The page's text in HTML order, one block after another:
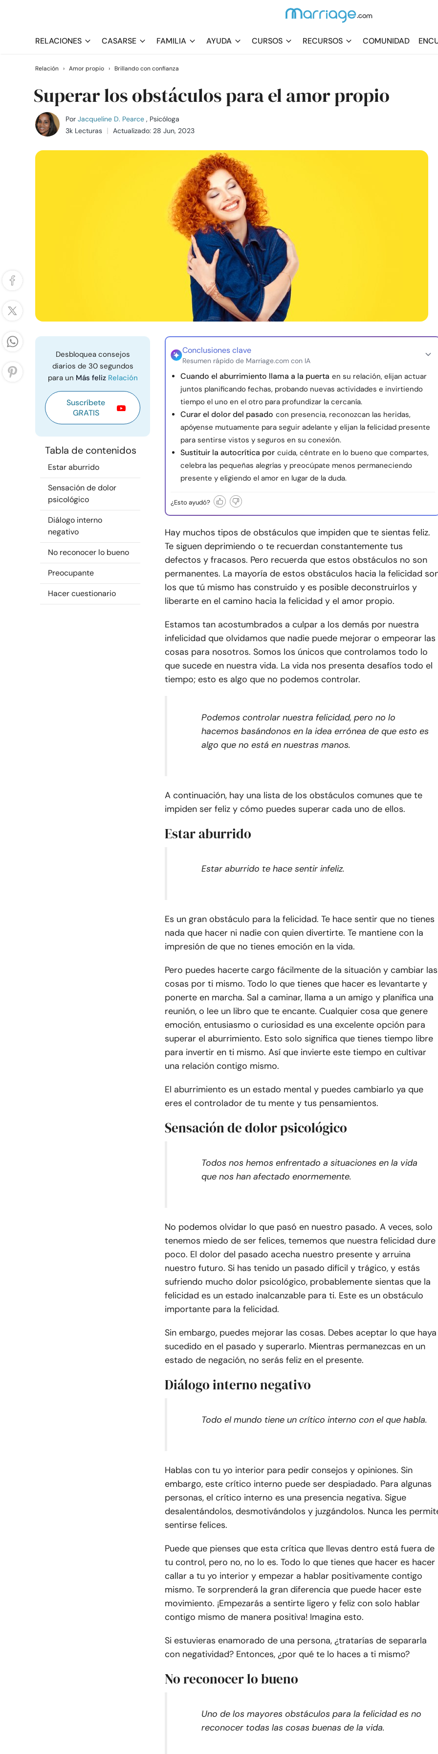
RELACIONES CASARSE FAMILIA AYUDA CURSOS RECURSOS COMUNIDAD
Relación › Amor propio › Brillando con confianza
Superar los obstáculos para el amor propio
Por Jacqueline D. Pearce , Psicóloga
3k Lecturas
Actualizado: 28 Jun, 2023
Desbloquea consejos
diarios de 30 segundos
para un Más feliz Relación
Suscríbete
GRATIS
Tabla de contenidos
Estar aburrido
Sensación de dolor
psicológico
Diálogo interno
negativo
No reconocer lo bueno
Preocupante
Hacer cuestionario
Conclusiones clave
Resumen rápido de Marriage.com con IA
Cuando el aburrimiento llama a la puerta en su relación, elijan actuar
juntos planificando fechas, probando nuevas actividades e invirtiendo
tiempo el uno en el otro para profundizar la cercanía.
Curar el dolor del pasado con presencia, reconozcan las heridas,
apóyense mutuamente para seguir adelante y elijan la felicidad presente
para sentirse vistos y seguros en su conexión.
Sustituir la autocrítica por cuida, céntrate en lo bueno que compartes,
celebra las pequeñas alegrías y preocúpate menos permaneciendo
presente y eligiendo el amor en lugar de la duda.
¿Esto ayudó?
Hay muchos tipos de obstáculos que impiden que te sientas feliz.
Te siguen deprimiendo o te recuerdan constantemente tus
defectos y fracasos. Pero recuerda que estos obstáculos no son
permanentes. La mayoría de estos obstáculos hacia la felicidad
los que tú mismo has construido y es posible deconstruirlos y
liberarte en el camino hacia la felicidad y el amor propio.
Estamos tan acostumbrados a culpar a los demás por nuestra
infelicidad que olvidamos que nadie puede mejorar o empeorar las
cosas para nosotros. Somos los únicos que controlamos todo lo
que sucede en nuestra vida. La vida nos presenta desafíos todo el
tiempo; esto es algo que no podemos controlar.
Podemos controlar nuestra felicidad, pero no lo
hacemos basándonos en la idea errónea de que esto es
algo que no está en nuestras manos.
A continuación, hay una lista de los obstáculos comunes que te
impiden ser feliz y cómo puedes superar cada uno de ellos.
Estar aburrido
Estar aburrido te hace sentir infeliz.
Es un gran obstáculo para la felicidad. Te hace sentir que no tienes
nada que hacer ni nadie con quien divertirte. Te mantiene con la
impresión de que no tienes emoción en la vida.
Pero puedes hacerte cargo fácilmente de la situación y cambiar las
cosas por ti mismo. Todo lo que tienes que hacer es levantarte y
ponerte en marcha. Sal a caminar, llama a un amigo y planifica una
reunión, o lee un libro que te encante. Cualquier cosa que genere
emoción, entusiasmo o curiosidad es una excelente opción para
superar el aburrimiento. Esto solo significa que tienes tiempo libre
para invertir en ti mismo. Así que invierte este tiempo en cultivar
una relación contigo mismo.
El aburrimiento es un estado mental y puedes cambiarlo ya que
eres el controlador de tu mente y tus pensamientos.
Sensación de dolor psicológico
Todos nos hemos enfrentado a situaciones en la vida
que nos han afectado enormemente.
No podemos olvidar lo que pasó en nuestro pasado. A veces, solo
tenemos miedo de ser felices, tememos que nuestra felicidad dure
poco. El dolor del pasado acecha nuestro presente y arruina
nuestro futuro. Si has tenido un pasado difícil y trágico, y estás
sufriendo mucho dolor psicológico, probablemente sientas que la
felicidad es un estado inalcanzable para ti. Este es un obstáculo
importante para la felicidad.
Sin embargo, puedes mejorar las cosas. Debes aceptar lo que haya
sucedido en el pasado y superarlo. Mientras permanezcas en un
estado de negación, no serás feliz en el presente.
Diálogo interno negativo
Todo el mundo tiene un crítico interno con el que habla.
Hablas con tu yo interior para pedir consejos y opiniones. Sin
embargo, este crítico interno puede ser despiadado. Para algunas
personas, el crítico interno es una presencia negativa. Sigue
desalentándolos, desmotivándolos y juzgándolos. Nunca les
sentirse felices.
Puede que pienses que esta crítica que llevas dentro está fuera de
tu control, pero no, no lo es. Todo lo que tienes que hacer es hacer
callar a tu yo interior y empezar a hablar positivamente contigo
mismo. Te sorprenderá la gran diferencia que puede hacer este
movimiento. ¡Empezarás a sentirte ligero y feliz con solo hablar
contigo mismo de manera positiva! Imagina esto.
Si estuvieras enamorado de una persona, ¿tratarías de separarla
con negatividad? Entonces, ¿por qué te lo haces a ti mismo?
No reconocer lo bueno
Uno de los mayores obstáculos para la felicidad es no
reconocer todas las cosas buenas de la vida.